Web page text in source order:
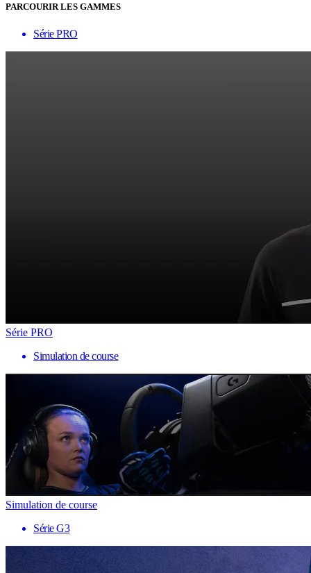
PARCOURIR LES GAMMES
Série PRO
Série PRO
Simulation de course
Simulation de course
Série G3